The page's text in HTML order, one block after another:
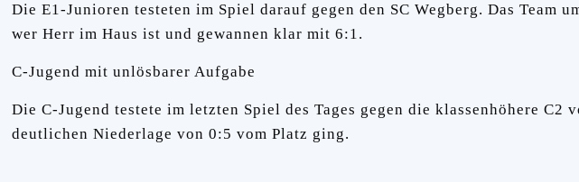
Die E1-Junioren testeten im Spiel darauf gegen den SC Wegberg. Das
wer Herr im Haus ist und gewannen klar mit 6:1.
C-Jugend mit unlösbarer Aufgabe
Die C-Jugend testete im letzten Spiel des Tages gegen die klassenhöhere
deutlichen Niederlage von 0:5 vom Platz ging.